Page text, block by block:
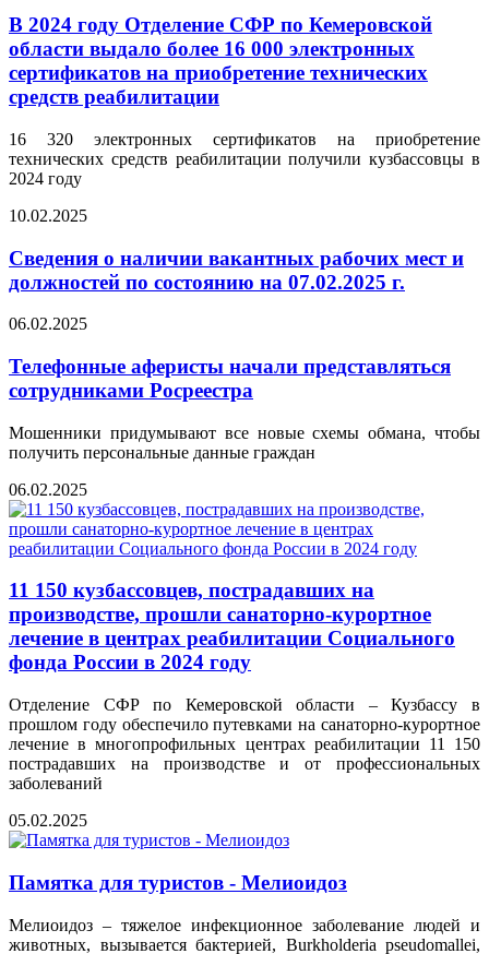
В 2024 году Отделение СФР по Кемеровской
области выдало более 16 000 электронных
сертификатов на приобретение технических
средств реабилитации
16 320 электронных сертификатов на приобретение
технических средств реабилитации получили кузбассовцы в
2024 году
10.02.2025
Сведения о наличии вакантных рабочих мест и
должностей по состоянию на 07.02.2025 г.
06.02.2025
Телефонные аферисты начали представляться
сотрудниками Росреестра
Мошенники придумывают все новые схемы обмана, чтобы
получить персональные данные граждан
06.02.2025
11 150 кузбассовцев, пострадавших на
производстве, прошли санаторно-курортное
лечение в центрах реабилитации Социального
фонда России в 2024 году
Отделение СФР по Кемеровской области – Кузбассу в
прошлом году обеспечило путевками на санаторно-курортное
лечение в многопрофильных центрах реабилитации 11 150
пострадавших на производстве и от профессиональных
заболеваний
05.02.2025
Памятка для туристов - Мелиоидоз
Мелиоидоз – тяжелое инфекционное заболевание людей и
животных, вызывается бактерией, Burkholderia pseudomallei,